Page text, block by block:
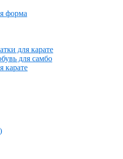
форма
для карате
для самбо
карате